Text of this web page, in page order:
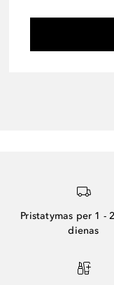
Pristatymas per 1 -
dienas